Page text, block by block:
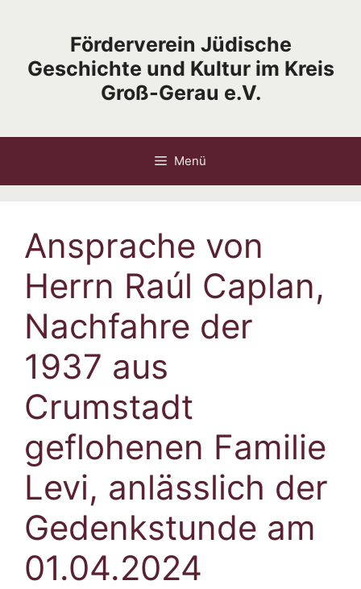
Förderverein Jüdische
Geschichte und Kultur im Kreis
Groß-Gerau e.V.
Menü
Ansprache von
Herrn Raúl Caplan,
Nachfahre der
1937 aus
Crumstadt
geflohenen Familie
Levi, anlässlich der
Gedenkstunde am
01.04.2024